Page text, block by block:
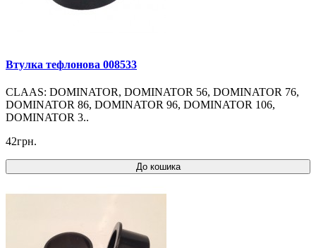
Втулка тефлонова 008533
CLAAS: DOMINATOR, DOMINATOR 56, DOMINATOR 76,
DOMINATOR 86, DOMINATOR 96, DOMINATOR 106,
DOMINATOR 3..
42грн.
До кошика